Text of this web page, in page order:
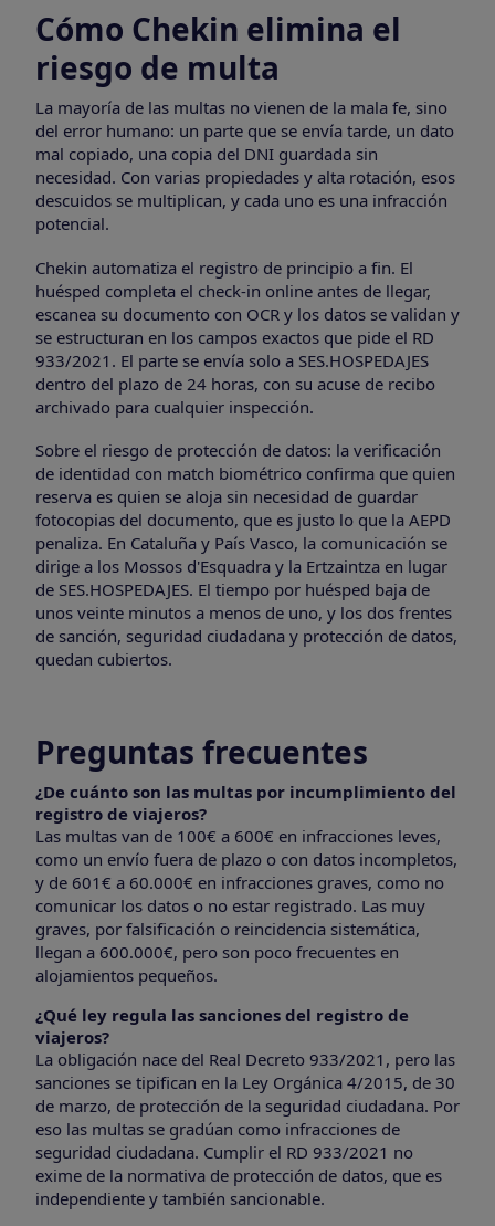
Cómo Chekin elimina el
riesgo de multa
La mayoría de las multas no vienen de la mala fe, sino
del error humano: un parte que se envía tarde, un dato
mal copiado, una copia del DNI guardada sin
necesidad. Con varias propiedades y alta rotación, esos
descuidos se multiplican, y cada uno es una infracción
potencial.
Chekin automatiza el registro de principio a fin. El
huésped completa el check-in online antes de llegar,
escanea su documento con OCR y los datos se validan y
se estructuran en los campos exactos que pide el RD
933/2021. El parte se envía solo a SES.HOSPEDAJES
dentro del plazo de 24 horas, con su acuse de recibo
archivado para cualquier inspección.
Sobre el riesgo de protección de datos: la verificación
de identidad con match biométrico confirma que quien
reserva es quien se aloja sin necesidad de guardar
fotocopias del documento, que es justo lo que la AEPD
penaliza. En Cataluña y País Vasco, la comunicación se
dirige a los Mossos d'Esquadra y la Ertzaintza en lugar
de SES.HOSPEDAJES. El tiempo por huésped baja de
unos veinte minutos a menos de uno, y los dos frentes
de sanción, seguridad ciudadana y protección de datos,
quedan cubiertos.
Preguntas frecuentes
¿De cuánto son las multas por incumplimiento del
registro de viajeros?
Las multas van de 100€ a 600€ en infracciones leves,
como un envío fuera de plazo o con datos incompletos,
y de 601€ a 60.000€ en infracciones graves, como no
comunicar los datos o no estar registrado. Las muy
graves, por falsificación o reincidencia sistemática,
llegan a 600.000€, pero son poco frecuentes en
alojamientos pequeños.
¿Qué ley regula las sanciones del registro de
viajeros?
La obligación nace del Real Decreto 933/2021, pero las
sanciones se tipifican en la Ley Orgánica 4/2015, de 30
de marzo, de protección de la seguridad ciudadana. Por
eso las multas se gradúan como infracciones de
seguridad ciudadana. Cumplir el RD 933/2021 no
exime de la normativa de protección de datos, que es
independiente y también sancionable.